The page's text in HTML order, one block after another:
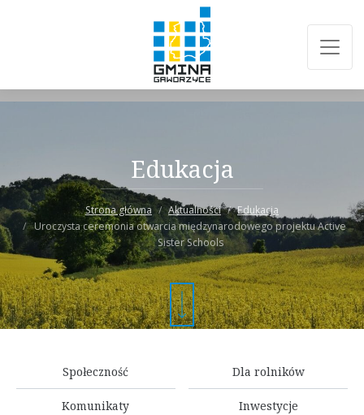
Edukacja
Strona główna Aktualności
Edukacja
Uroczysta ceremonia otwarcia międzynarodowego projektu Active
Sister Schools
Społeczność Dla rolników
Komunikaty Inwestycje